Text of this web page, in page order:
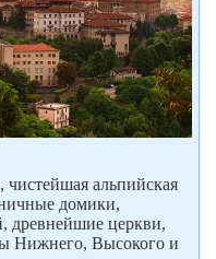
альпийская
домики,
древнейшие церкви,
Нижнего, Высокого и